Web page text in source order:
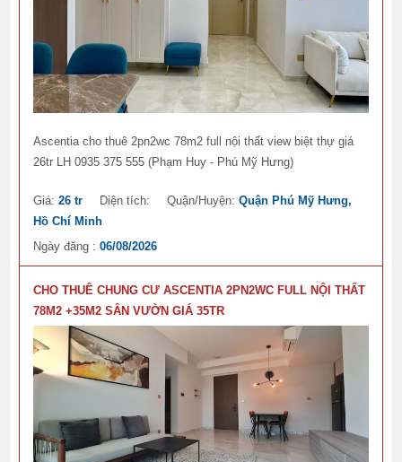
Ascentia cho thuê 2pn2wc 78m2 full nội thất view biệt thự giá
26tr LH 0935 375 555 (Phạm Huy - Phú Mỹ Hưng)
Giá:26 tr Diện tích: Quận/Huyện:Quận Phú Mỹ Hưng,
Hồ Chí Minh
Ngày đăng :06/08/2026
CHO THUÊ CHUNG CƯ ASCENTIA 2PN2WC FULL NỘI THẤT
78M2 +35M2 SÂN VƯỜN GIÁ 35TR